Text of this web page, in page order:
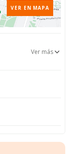
VER EN MAPA
Ver más